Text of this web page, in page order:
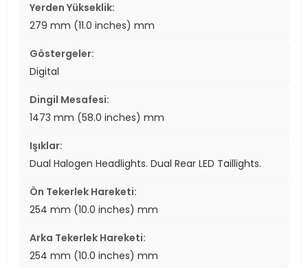
Yerden Yükseklik:
279 mm (11.0 inches) mm
Göstergeler:
Digital
Dingil Mesafesi:
1473 mm (58.0 inches) mm
Işıklar:
Dual Halogen Headlights. Dual Rear LED Taillights.
Ön Tekerlek Hareketi:
254 mm (10.0 inches) mm
Arka Tekerlek Hareketi:
254 mm (10.0 inches) mm